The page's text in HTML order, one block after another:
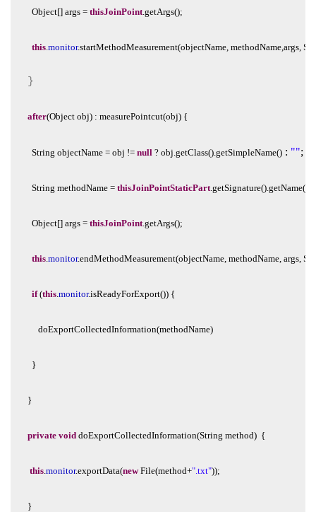
  Object[]
args = thisJoinPoint.getArgs();
  this
.monitor.startMethodMeasurement(objectName, methodName,args,
}
after(Object obj) : measurePointcut(obj) {
  String
objectName = obj != null ? obj.getClass().getSimpleName() : "";
  String
methodName = thisJoinPointStaticPart.getSignature().getName();
  Object[]
args = thisJoinPoint.getArgs();
  this
.monitor.endMethodMeasurement(objectName, methodName, args,
  if
(this.monitor.isReadyForExport()) {
doExportCollectedInformation(methodName)
  }
}
private void doExportCollectedInformation(String method) {
this.monitor.exportData(new File(method+".txt"));
}